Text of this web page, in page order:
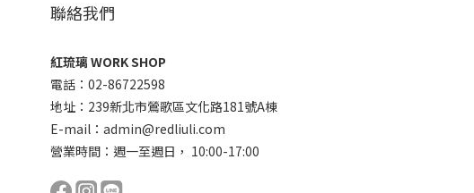
聯絡我們
紅琉璃 WORK SHOP
電話：02-86722598
地址：239新北市鶯歌區文化路181號A棟
E-mail：admin@redliuli.com
營業時間：週一至週日， 10:00-17:00